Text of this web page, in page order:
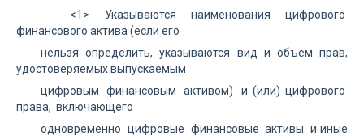
<1> Указываются наименования цифрового
финансового актива (если его
нельзя определить, указываются вид и объем прав,
удостоверяемых выпускаемым
цифровым финансовым активом) и (или) цифрового
права, включающего
одновременно цифровые финансовые активы и иные